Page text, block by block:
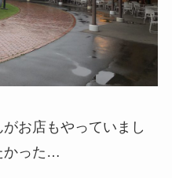
お店もやっていまし
かった…